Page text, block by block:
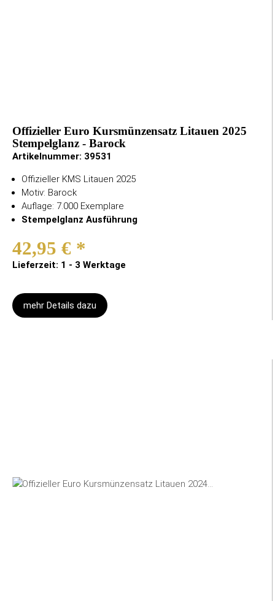
Offizieller Euro Kursmünzensatz Litauen 2025
Stempelglanz - Barock
Artikelnummer: 39531
Offizieller KMS Litauen 2025
Motiv: Barock
Auflage: 7.000 Exemplare
Stempelglanz Ausführung
42,95 € *
Lieferzeit: 1 - 3 Werktage
mehr Details dazu